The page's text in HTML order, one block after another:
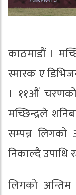
काठमाडौं ।
स्मारक ए
। ११औं
मच्छिन्द्रले
सम्पन्न
निकाल्दै उपाधि
लिगको अन्तिम